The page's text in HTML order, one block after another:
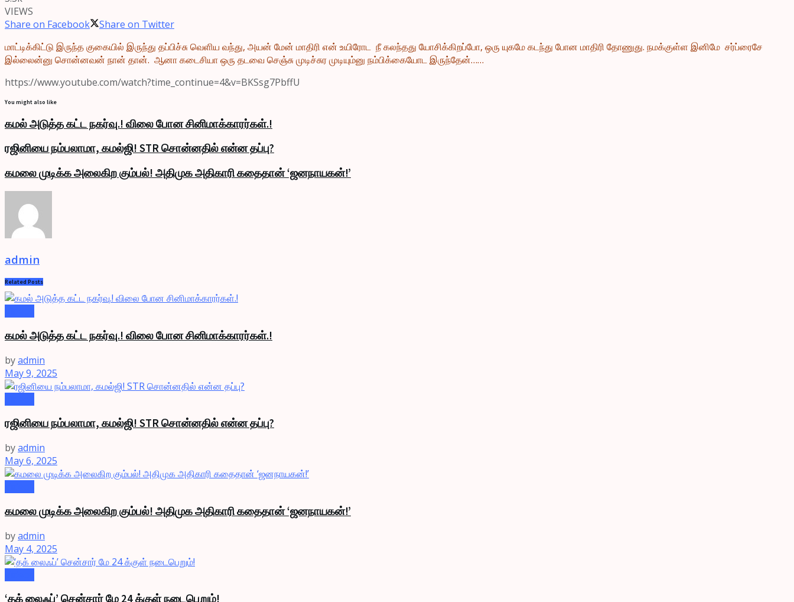
VIEWS
Share on Facebook
Share on Twitter
மாட்டிக்கிட்டு இருந்த குகையில் இருந்து தப்பிச்சு வெளிய வந்து, அயன் மேன் மாதிரி என் உயிரோட நீ கலந்தது யோசிக்கிறப்போ, ஒரு யுகமே கடந்து போன மாதிரி தோணுது. நமக்குள்ள இனிமே சர்ப்ரைசே
இல்லைன்னு சொன்னவன் நான் தான். ஆனா கடைசியா ஒரு தடவை செஞ்சு முடிச்சுர முடியும்னு நம்பிக்கையோட இருந்தேன்……
https://www.youtube.com/watch?time_continue=4&v=BKSsg7PbffU
You might also like
கமல் அடுத்த கட்ட நகர்வு.! விலை போன சினிமாக்காரர்கள்.!
ரஜினியை நம்பலாமா, கமல்ஜி! STR சொன்னதில் என்ன தப்பு?
கமலை முடிக்க அலைகிற கும்பல்! அதிமுக அதிகாரி கதைதான் ‘ஜனநாயகன்!’
admin
Related Posts
கமல் அடுத்த கட்ட நகர்வு.! விலை போன சினிமாக்காரர்கள்.!
byadmin
May 9, 2025
ரஜினியை நம்பலாமா, கமல்ஜி! STR சொன்னதில் என்ன தப்பு?
byadmin
May 6, 2025
கமலை முடிக்க அலைகிற கும்பல்! அதிமுக அதிகாரி கதைதான் ‘ஜனநாயகன்!’
byadmin
May 4, 2025
‘தக் லைஃப்’ சென்சார் மே 24 க்குள் நடைபெறும்!